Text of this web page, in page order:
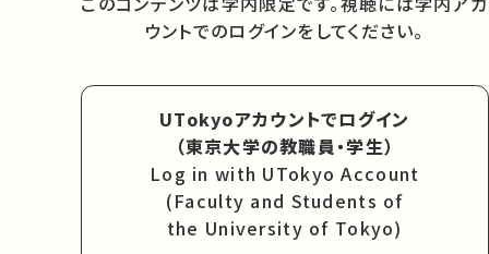
ウントでのログインをしてください。
UTokyoアカウントでログイン
（東京大学の教職員・学生）
Log in with UTokyo Account
(Faculty and Students of
the University of Tokyo)